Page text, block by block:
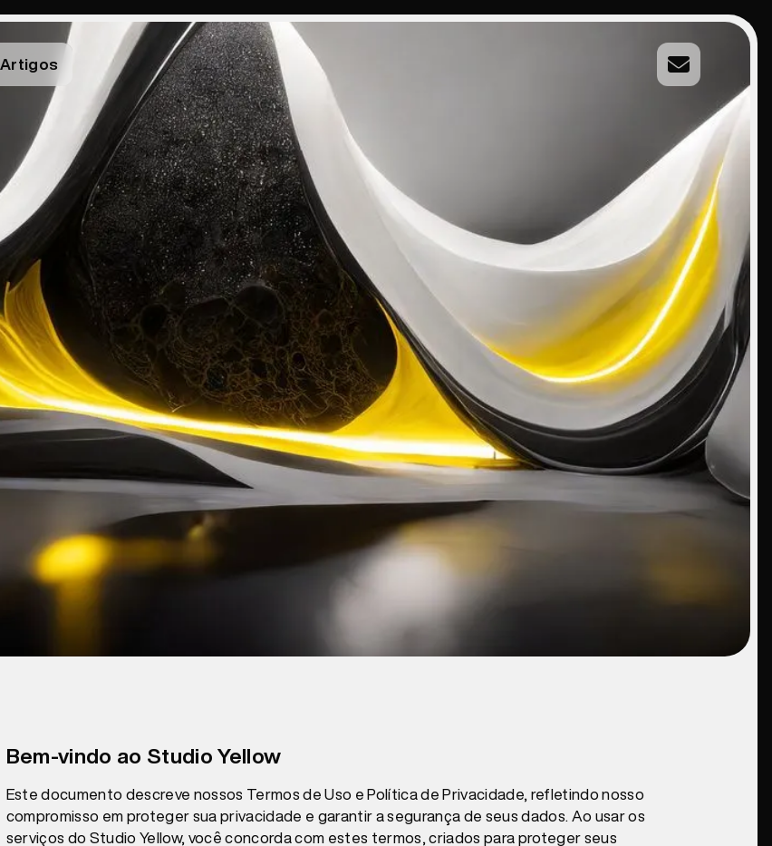
Artigos
Bem-vindo ao Studio Yellow
Este documento descreve nossos Termos de Uso e Política de Privacidade, refletindo nosso
compromisso em proteger sua privacidade e garantir a segurança de seus dados. Ao usar os
serviços do Studio Yellow, você concorda com estes termos, criados para proteger seus